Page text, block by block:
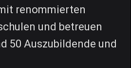
renommierten
und betreuen
50 Auszubildende und